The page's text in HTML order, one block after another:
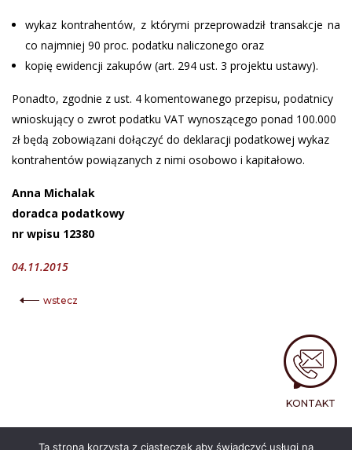
wykaz kontrahentów, z którymi przeprowadził transakcje na
co najmniej 90 proc. podatku naliczonego oraz
kopię ewidencji zakupów (art. 294 ust. 3 projektu ustawy).
Ponadto, zgodnie z ust. 4 komentowanego przepisu, podatnicy
wnioskujący o zwrot podatku VAT wynoszącego ponad 100.000
zł będą zobowiązani dołączyć do deklaracji podatkowej wykaz
kontrahentów powiązanych z nimi osobowo i kapitałowo.
Anna Michalak
doradca podatkowy
nr wpisu 12380
04.11.2015
wstecz
KONTAKT
Ta strona korzysta z ciasteczek aby świadczyć usługi na